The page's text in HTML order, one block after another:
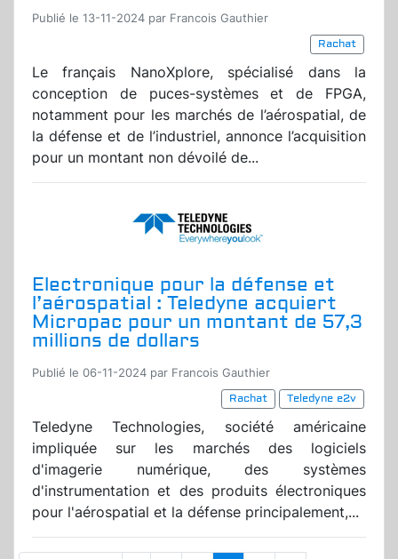
Publié le 13-11-2024 par Francois Gauthier
Rachat
Le français NanoXplore, spécialisé dans la
conception de puces-systèmes et de FPGA,
notamment pour les marchés de l’aérospatial, de
la défense et de l’industriel, annonce l’acquisition
pour un montant non dévoilé de...
Electronique pour la défense et
l’aérospatial : Teledyne acquiert
Micropac pour un montant de 57,3
millions de dollars
Publié le 06-11-2024 par Francois Gauthier
Rachat
Teledyne e2v
Teledyne Technologies, société américaine
impliquée sur les marchés des logiciels
d'imagerie numérique, des systèmes
d'instrumentation et des produits électroniques
pour l'aérospatial et la défense principalement,...